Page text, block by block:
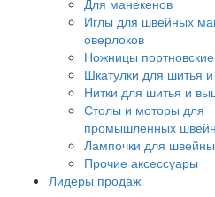
Для манекенов
Иглы для швейных
оверлоков
Ножницы портновские
Шкатулки для шитья
Нитки для шитья и
Столы и моторы для
промышленных
Лампочки для
Прочие аксессуары
Лидеры продаж